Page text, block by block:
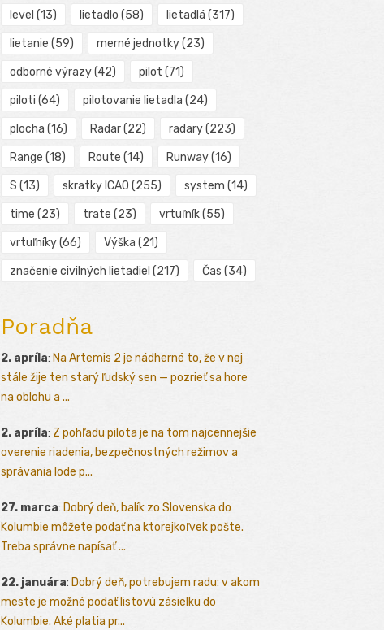
level (13) lietadlo (58) lietadlá (317)
lietanie (59) merné jednotky(23)
odborné výrazy(42) pilot (71)
piloti (64) pilotovanie lietadla (24)
plocha (16) Radar(22) radary(223)
Range (18) Route (14) Runway(16)
S (13) skratky ICAO (255) system (14)
time (23) trate (23) vrtuľník(55)
vrtuľníky(66) Výška (21)
značenie civilných lietadiel (217) Čas (34)
Poradňa
2. apríla: Na Artemis 2 je nádherné to, že v nej
stále žije ten starý ľudský sen — pozrieť sa hore
na oblohu a ...
2. apríla: Z pohľadu pilota je na tom najcennejšie
overenie riadenia, bezpečnostných režimov a
správania lode p...
27. marca: Dobrý deň, balík zo Slovenska do
Kolumbie môžete podať na ktorejkoľvek pošte.
Treba správne napísať ...
22. januára: Dobrý deň, potrebujem radu: v akom
meste je možné podať listovú zásielku do
Kolumbie. Aké platia pr...